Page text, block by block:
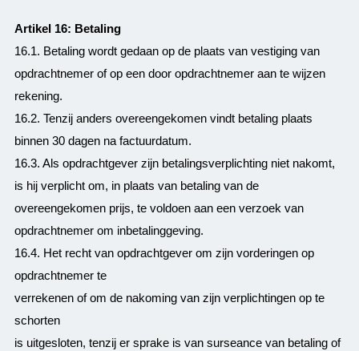
Artikel 16: Betaling
16.1. Betaling wordt gedaan op de plaats van vestiging van
opdrachtnemer of op een door opdrachtnemer aan te wijzen
rekening.
16.2. Tenzij anders overeengekomen vindt betaling plaats
binnen 30 dagen na factuurdatum.
16.3. Als opdrachtgever zijn betalingsverplichting niet nakomt,
is hij verplicht om, in plaats van betaling van de
overeengekomen prijs, te voldoen aan een verzoek van
opdrachtnemer om inbetalinggeving.
16.4. Het recht van opdrachtgever om zijn vorderingen op
opdrachtnemer te
verrekenen of om de nakoming van zijn verplichtingen op te
schorten
is uitgesloten, tenzij er sprake is van surseance van betaling of